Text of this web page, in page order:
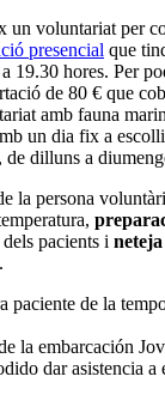
un voluntariat per
presencial que
19.30 hores. Per
de 80 € que
amb fauna
un dia fix a
de dilluns a
la persona
dels pacients i neteja
paciente de la
la embarcación
dar asistencia a